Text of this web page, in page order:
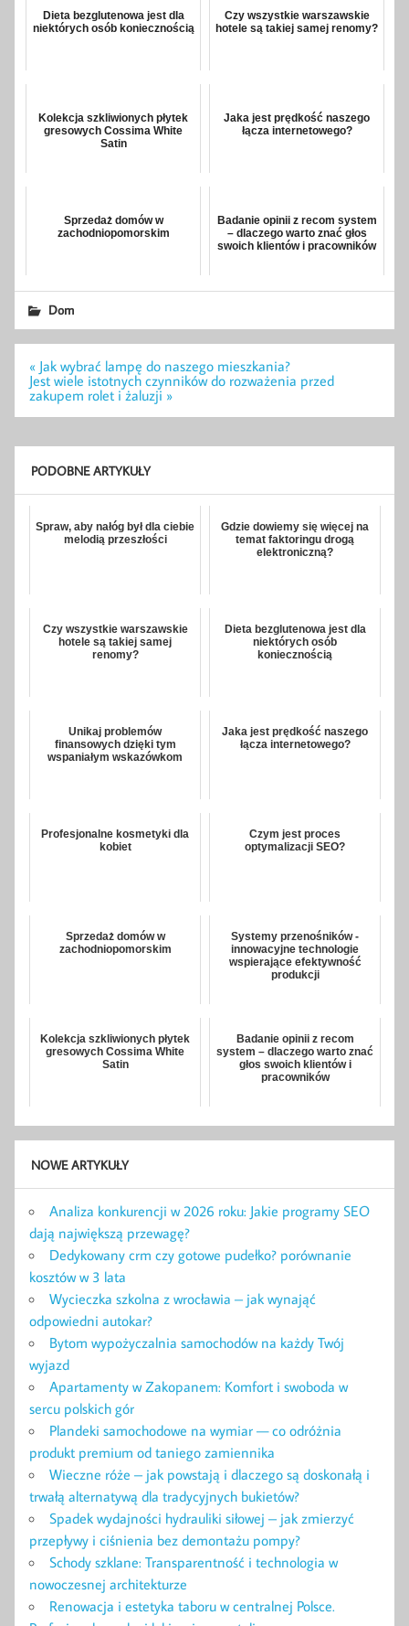
Dieta bezglutenowa jest dla
niektórych osób koniecznością
Czy wszystkie warszawskie
hotele są takiej samej renomy?
Kolekcja szkliwionych płytek
gresowych Cossima White
Satin
Jaka jest prędkość naszego
łącza internetowego?
Sprzedaż domów w
zachodniopomorskim
Badanie opinii z recom system
– dlaczego warto znać głos
swoich klientów i pracowników
Dom
Nawigacja
wpisu
« Jak wybrać lampę do naszego mieszkania?
Jest wiele istotnych czynników do rozważenia przed
zakupem rolet i żaluzji »
PODOBNE ARTYKUŁY
Spraw, aby nałóg był dla ciebie
melodią przeszłości
Gdzie dowiemy się więcej na
temat faktoringu drogą
elektroniczną?
Czy wszystkie warszawskie
hotele są takiej samej
renomy?
Dieta bezglutenowa jest dla
niektórych osób
koniecznością
Unikaj problemów
finansowych dzięki tym
wspaniałym wskazówkom
Jaka jest prędkość naszego
łącza internetowego?
Profesjonalne kosmetyki dla
kobiet
Czym jest proces
optymalizacji SEO?
Sprzedaż domów w
zachodniopomorskim
Systemy przenośników -
innowacyjne technologie
wspierające efektywność
produkcji
Kolekcja szkliwionych płytek
gresowych Cossima White
Satin
Badanie opinii z recom
system – dlaczego warto znać
głos swoich klientów i
pracowników
NOWE ARTYKUŁY
Analiza konkurencji w 2026 roku: Jakie programy SEO
dają największą przewagę?
Dedykowany crm czy gotowe pudełko? porównanie
kosztów w 3 lata
Wycieczka szkolna z wrocławia – jak wynająć
odpowiedni autokar?
Bytom wypożyczalnia samochodów na każdy Twój
wyjazd
Apartamenty w Zakopanem: Komfort i swoboda w
sercu polskich gór
Plandeki samochodowe na wymiar — co odróżnia
produkt premium od taniego zamiennika
Wieczne róże – jak powstają i dlaczego są doskonałą i
trwałą alternatywą dla tradycyjnych bukietów?
Spadek wydajności hydrauliki siłowej – jak zmierzyć
przepływy i ciśnienia bez demontażu pompy?
Schody szklane: Transparentność i technologia w
nowoczesnej architekturze
Renowacja i estetyka taboru w centralnej Polsce.